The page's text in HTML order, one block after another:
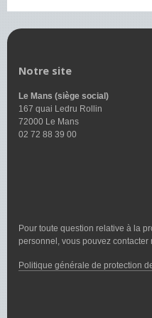
Notre site
Le Mans (siège social)
167 quai Ledru Rollin
72000 Le Mans
02 72 88 39 00
Pour toute question relative à la
personnel, vous pouvez
Politique générale de protection